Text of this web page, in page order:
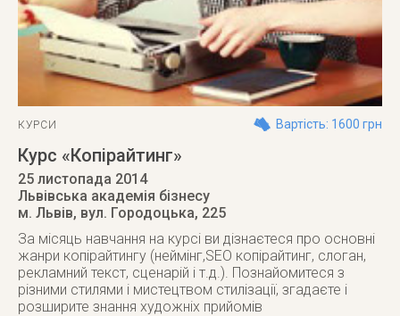
КУРСИ Вартість: 1600 грн
Курс «Копірайтинг»
25 листопада 2014
Львівська академія бізнесу
м. Львів, вул. Городоцька, 225
За місяць навчання на курсі ви дізнаєтеся про основні
жанри копірайтингу (неймінг,SEO копірайтинг, слоган,
рекламний текст, сценарій і т.д.). Познайомитеся з
різними стилями і мистецтвом стилізації, згадаєте і
розширите знання художніх прийомів